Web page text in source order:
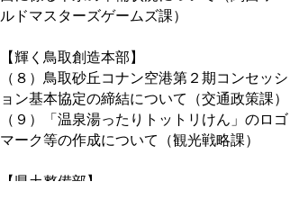
ルドマスターズゲームズ課）
【輝く鳥取創造本部】
（８）鳥取砂丘コナン空港第２期コンセッシ
ョン基本協定の締結について（交通政策課）
（９）「温泉湯ったりトットリけん」のロゴ
マーク等の作成について（観光戦略課）
【県土整備部】